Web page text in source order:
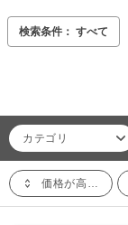
検索条件： すべて
カテゴリ
価格が高い順